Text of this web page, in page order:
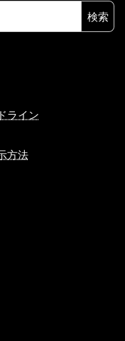
ライン
方法